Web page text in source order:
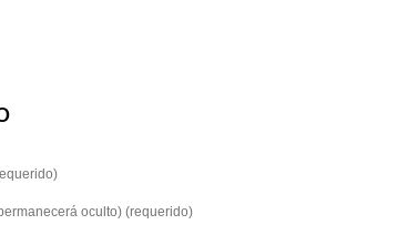
oculto) (requerido)